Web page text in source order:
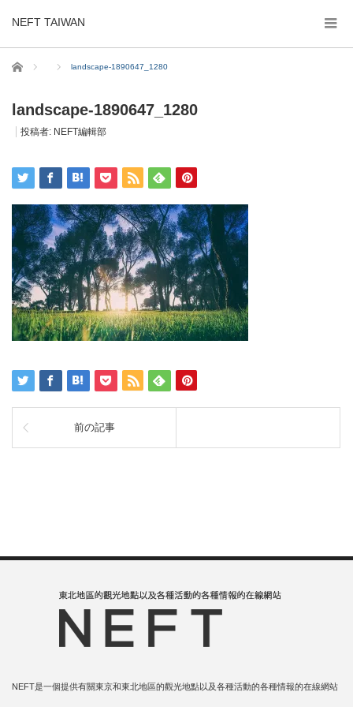
NEFT TAIWAN
ホーム landscape-1890647_1280
landscape-1890647_1280
投稿者: NEFT編輯部
前の記事
NEFT是一個提供有關東京和東北地區的觀光地點以及各種活動的各種情報的在線網站